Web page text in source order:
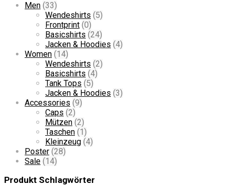
Men (33)
Wendeshirts (5)
Frontprint (0)
Basicshirts (24)
Jacken & Hoodies (4)
Women (14)
Wendeshirts (2)
Basicshirts (4)
Tank Tops (5)
Jacken & Hoodies (3)
Accessories (9)
Caps (2)
Mützen (2)
Taschen (1)
Kleinzeug (4)
Poster (28)
Sale (14)
Produkt Schlagwörter